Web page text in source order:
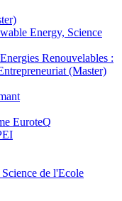
Energy, Science
Renouvelables :
(Master)
EuroteQ
de l'Ecole